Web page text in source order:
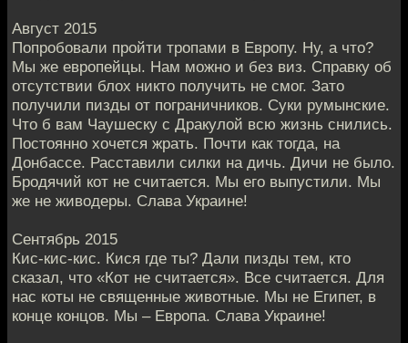
Август 2015
Попробовали пройти тропами в Европу. Ну, а что?
Мы же европейцы. Нам можно и без виз. Справку об
отсутствии блох никто получить не смог. Зато
получили пизды от пограничников. Суки румынские.
Что б вам Чаушеску с Дракулой всю жизнь снились.
Постоянно хочется жрать. Почти как тогда, на
Донбассе. Расставили силки на дичь. Дичи не было.
Бродячий кот не считается. Мы его выпустили. Мы
же не живодеры. Слава Украине!
Сентябрь 2015
Кис-кис-кис. Кися где ты? Дали пизды тем, кто
сказал, что «Кот не считается». Все считается. Для
нас коты не священные животные. Мы не Египет, в
конце концов. Мы – Европа. Слава Украине!